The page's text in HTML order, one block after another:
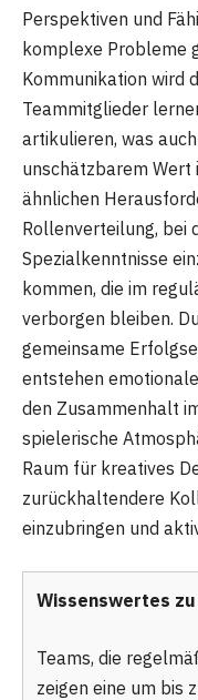
Perspektiven und
komplexe Probleme
Kommunikation wird
Teammitglieder
artikulieren, was
unschätzbarem Wert
ähnlichen
Rollenverteilung, bei
Spezialkenntnisse
kommen, die im
verborgen bleiben.
gemeinsame
entstehen
den Zusammenhalt
spielerische
Raum für kreatives
zurückhaltendere
einzubringen und
Wissenswertes
Teams, die
zeigen eine um bis